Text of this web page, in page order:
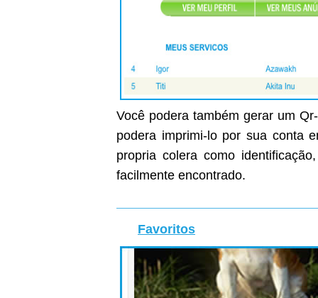
Você podera também gerar um
podera imprimi-lo por sua conta
propria colera como
facilmente encontrado.
Favoritos